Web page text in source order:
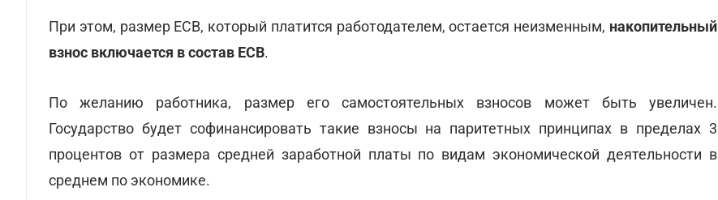
При этом, размер ЕСВ, который платится работодателем, остается неизменным, накопительный
взнос включается в состав ЕСВ.
По желанию работника, размер его самостоятельных взносов может быть увеличен.
Государство будет софинансировать такие взносы на паритетных принципах в пределах 3
процентов от размера средней заработной платы по видам экономической деятельности в
среднем по экономике.